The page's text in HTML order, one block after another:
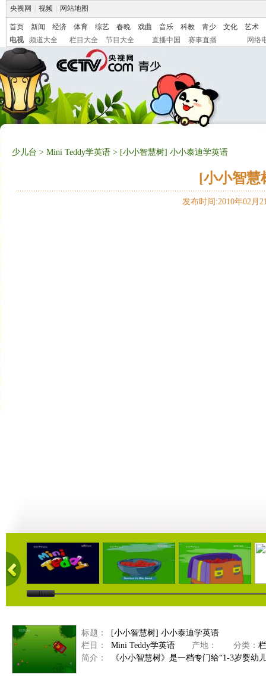
央视网 视频 网站地图
首页 新闻 经济 体育 综艺 春晚 戏曲 音乐 科教 青少 文化
艺术
电视
频道大全 栏目大全 节目大全 直播中国 赛事直播 网络
少儿台 > Mini Teddy学英语 > [小小智慧树] 小小泰迪学英语
[小小智慧
发布时间:2010年02月
02:43 02:54 02:51
标题：
[小小智慧树] 小小泰迪学英语
栏目：
Mini Teddy学英语 产地： 分类：
简介：
《小小智慧树》是一档专门给“1-3岁婴